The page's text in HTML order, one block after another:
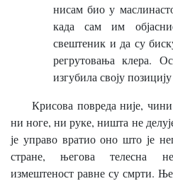
нисам био у
када сам им
свештеник и да су
регрутовања клера.
изгубила своју
Крисова повреда није,
ни ноге, ни руке, ништа не
је управо вратио оно што је
стране, његова телесна
измештеност равне су смрти.